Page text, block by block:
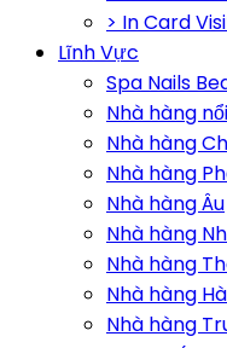
> In Card
Lĩnh Vực
Spa Nails
Nhà hàng
Nhà hàng
Nhà hàng
Nhà hàng Âu
Nhà hàng
Nhà hàng
Nhà hàng
Nhà hàng